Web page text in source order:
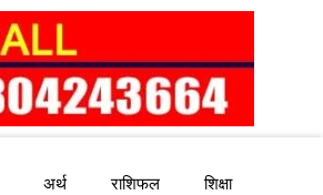
अर्थ राशिफल शिक्षा